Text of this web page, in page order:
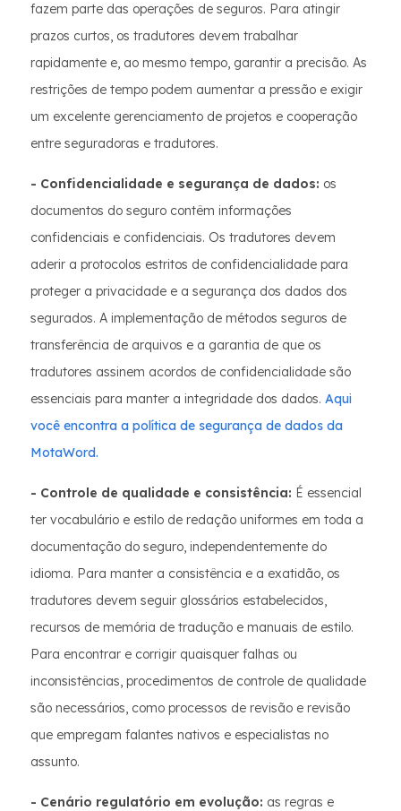
fazem parte das operações de seguros. Para atingir
prazos curtos, os tradutores devem trabalhar
rapidamente e, ao mesmo tempo, garantir a precisão. As
restrições de tempo podem aumentar a pressão e exigir
um excelente gerenciamento de projetos e cooperação
entre seguradoras e tradutores.
- Confidencialidade e segurança de dados: os
documentos do seguro contêm informações
confidenciais e confidenciais. Os tradutores devem
aderir a protocolos estritos de confidencialidade para
proteger a privacidade e a segurança dos dados dos
segurados. A implementação de métodos seguros de
transferência de arquivos e a garantia de que os
tradutores assinem acordos de confidencialidade são
essenciais para manter a integridade dos dados. Aqui
você encontra a política de segurança de dados da
MotaWord.
- Controle de qualidade e consistência: É essencial
ter vocabulário e estilo de redação uniformes em toda a
documentação do seguro, independentemente do
idioma. Para manter a consistência e a exatidão, os
tradutores devem seguir glossários estabelecidos,
recursos de memória de tradução e manuais de estilo.
Para encontrar e corrigir quaisquer falhas ou
inconsistências, procedimentos de controle de qualidade
são necessários, como processos de revisão e revisão
que empregam falantes nativos e especialistas no
assunto.
- Cenário regulatório em evolução: as regras e